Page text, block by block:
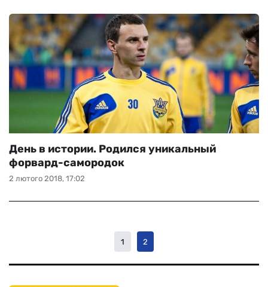
2 лютого 2018, 17:02
День в истории. Родился уникальный
форвард-самородок
1 2